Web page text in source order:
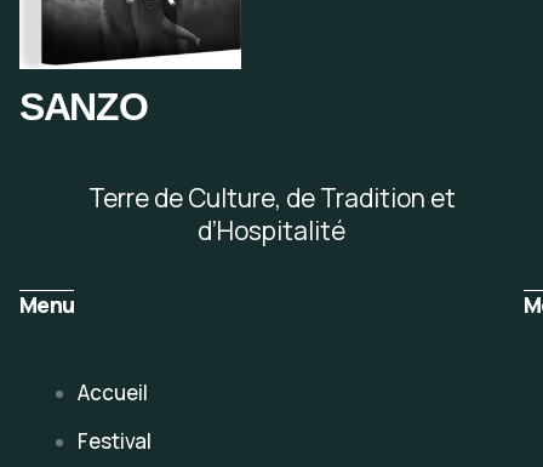
SANZO
Terre de Culture, de Tradition et
d’Hospitalité
Menu
Accueil
Festival